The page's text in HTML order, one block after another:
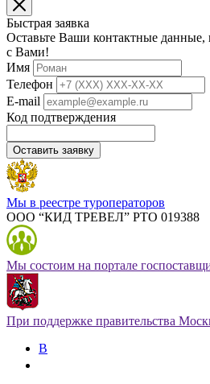
Быстрая заявка
Оставьте Ваши контактные
с Вами!
Имя
Телефон
E-mail
Код подтверждения
Оставить заявку
Мы в реестре туроператоров
ООО “КИД ТРЕВЕЛ” РТО 019388
Мы состоим на портале
При поддержке правительства
В